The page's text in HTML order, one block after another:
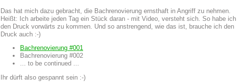
Das hat mich dazu gebracht, die Bachrenovierung ernsthaft in Angriff zu nehmen.
Heißt: Ich arbeite jeden Tag ein Stück daran - mit Video, versteht sich. So habe ich
den Druck vorwärts zu kommen. Und so anstrengend, wie das ist, brauche ich den
Druck auch :-)
Bachrenovierung #001
Bachrenovierung #002
... to be continued ...
Ihr dürft also gespannt sein :-)